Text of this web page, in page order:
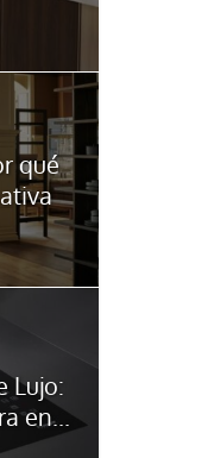
qué
Lujo:
en...